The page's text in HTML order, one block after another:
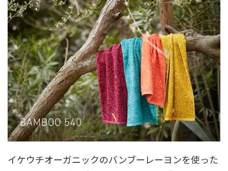
イケウチオーガニックのバンブーレーヨンを使った